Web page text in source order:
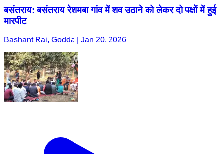
बसंतराय: बसंतराय रेशमबा गांव में शव उठाने को लेकर दो पक्षों में हुई
मारपीट
Bashant Rai, Godda | Jan 20, 2026